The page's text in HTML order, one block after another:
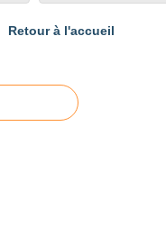
Retour à l'accueil